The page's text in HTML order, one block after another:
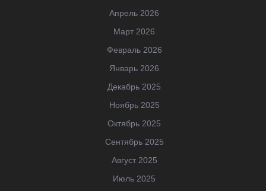
Апрель 2026
Март 2026
Февраль 2026
Январь 2026
Декабрь 2025
Ноябрь 2025
Октябрь 2025
Сентябрь 2025
Август 2025
Июль 2025